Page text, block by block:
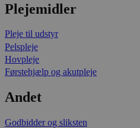
Plejemidler
Pleje til udstyr
Pelspleje
Hovpleje
Førstehjælp og akutpleje
Andet
Godbidder og sliksten